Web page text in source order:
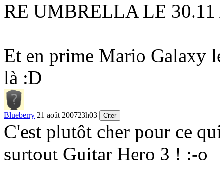
RE UMBRELLA LE
Et en prime Mario Galaxy
là :D
Blueberry 21 août 200723h03 Citer
C'est plutôt cher pour ce
surtout Guitar Hero 3 ! :-o